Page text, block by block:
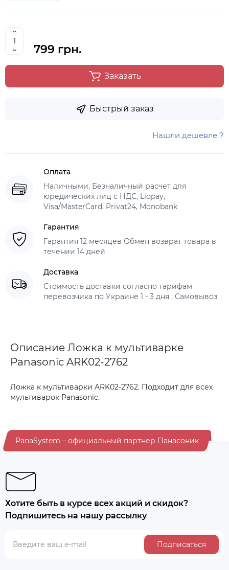
799 грн.
Заказать
Быстрый заказ
Нашли дешевле ?
Оплата
Наличными, Безналичный расчет для
юредических лиц с НДС, Liqpay,
Visa/MasterCard, Privat24, Monobank
Гарантия
Гарантия 12 месяцев Обмен возврат товара в
течении 14 дней
Доставка
Стоимость доставки согласно тарифам
перевозчика по Украине 1 - 3 дня , Самовывоз
Описание Ложка к мультиварке
Panasonic ARK02-2762
Ложка к мультиварки ARK02-2762. Подходит для всех
мультиварок Panasonic.
PanaSystem – официальный партнер Панасоник
Хотите быть в курсе всех акций и скидок?
Подпишитесь на нашу рассылку
Подписаться